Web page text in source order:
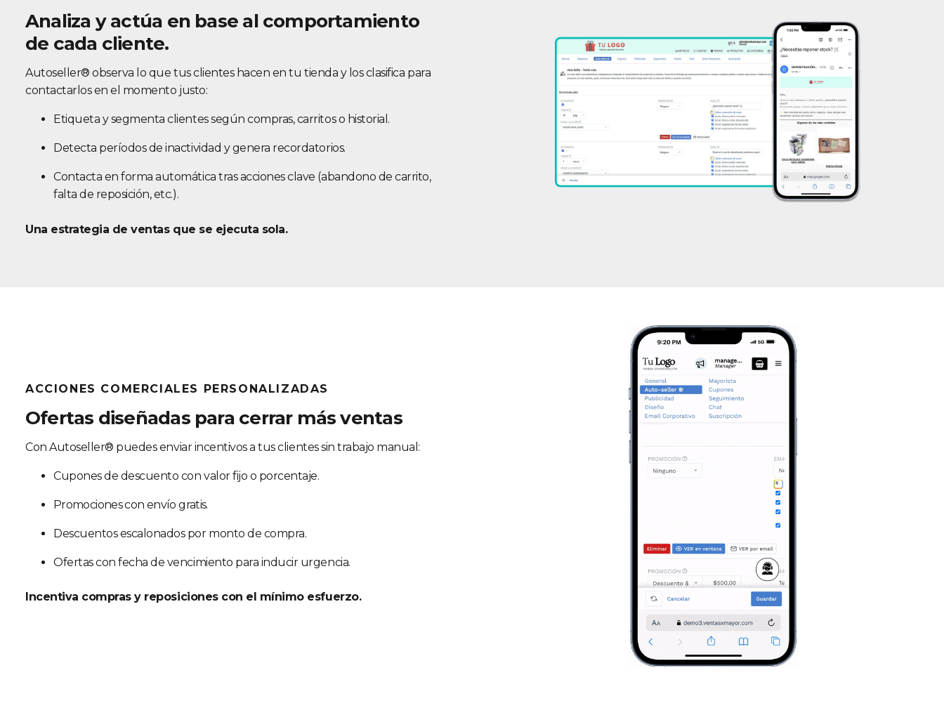
Analiza y actúa en base al comportamiento
de cada cliente.
Autoseller® observa lo que tus clientes hacen en tu tienda y los clasifica para
contactarlos en el momento justo:
Etiqueta y segmenta clientes según compras, carritos o historial.
Detecta períodos de inactividad y genera recordatorios.
Contacta en forma automática tras acciones clave (abandono de carrito,
falta de reposición, etc.).
Una estrategia de ventas que se ejecuta sola.
ACCIONES COMERCIALES PERSONALIZADAS
Ofertas diseñadas para cerrar más ventas
Con Autoseller® puedes enviar incentivos a tus clientes sin trabajo manual:
Cupones de descuento con valor fijo o porcentaje.
Promociones con envío gratis.
Descuentos escalonados por monto de compra.
Ofertas con fecha de vencimiento para inducir urgencia.
Incentiva compras y reposiciones con el mínimo esfuerzo.